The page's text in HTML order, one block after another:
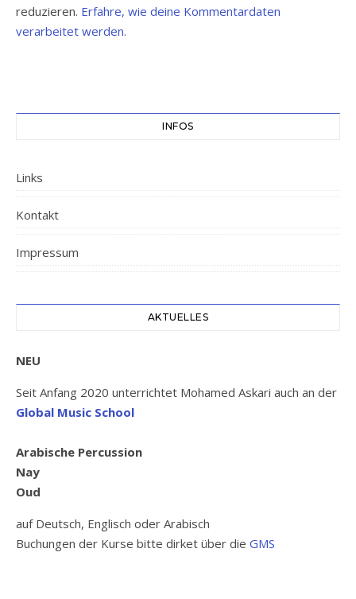
reduzieren. Erfahre, wie deine Kommentardaten
verarbeitet werden.
INFOS
Links
Kontakt
Impressum
AKTUELLES
NEU
Seit Anfang 2020 unterrichtet Mohamed Askari auch an der
Global Music School
Arabische Percussion
Nay
Oud
auf Deutsch, Englisch oder Arabisch
Buchungen der Kurse bitte dirket über die GMS